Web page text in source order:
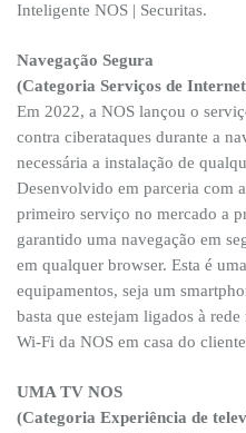
Inteligente NOS | Securitas.
Navegação Segura
(Categoria Serviços de
Em 2022, a NOS lançou o
contra ciberataques durante a
necessária a instalação de
Desenvolvido em parceria com
primeiro serviço no mercado a
garantido uma navegação em
em qualquer browser. Esta é
equipamentos, seja um
basta que estejam ligados à
Wi-Fi da NOS em casa do
UMA TV NOS
(Categoria Experiência de